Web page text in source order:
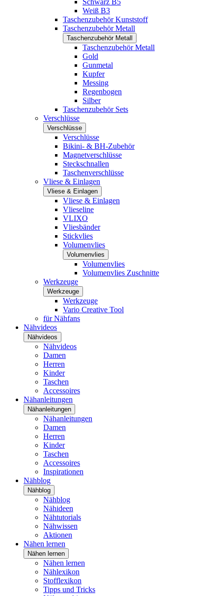
Schwarz B5
Weiß B3
Taschenzubehör Kunststoff
Taschenzubehör Metall
Taschenzubehör Metall
Taschenzubehör Metall
Gold
Gunmetal
Kupfer
Messing
Regenbogen
Silber
Taschenzubehör Sets
Verschlüsse
Verschlüsse
Verschlüsse
Bikini- & BH-Zubehör
Magnetverschlüsse
Steckschnallen
Taschenverschlüsse
Vliese & Einlagen
Vliese & Einlagen
Vliese & Einlagen
Vlieseline
VLIXO
Vliesbänder
Stickvlies
Volumenvlies
Volumenvlies
Volumenvlies
Volumenvlies Zuschnitte
Werkzeuge
Werkzeuge
Werkzeuge
Vario Creative Tool
für Nähfans
Nähvideos
Nähvideos
Nähvideos
Damen
Herren
Kinder
Taschen
Accessoires
Nähanleitungen
Nähanleitungen
Nähanleitungen
Damen
Herren
Kinder
Taschen
Accessoires
Inspirationen
Nähblog
Nähblog
Nähblog
Nähideen
Nähtutorials
Nähwissen
Aktionen
Nähen lernen
Nähen lernen
Nähen lernen
Nählexikon
Stofflexikon
Tipps und Tricks